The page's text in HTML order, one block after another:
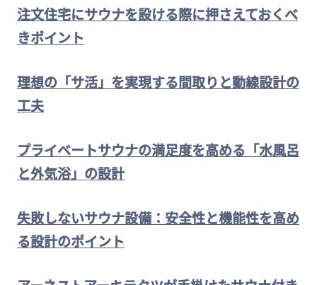
注文住宅にサウナを設ける際に押さえておくべ
きポイント
理想の「サ活」を実現する間取りと動線設計の
工夫
プライベートサウナの満足度を高める「水風呂
と外気浴」の設計
失敗しないサウナ設備：安全性と機能性を高め
る設計のポイント